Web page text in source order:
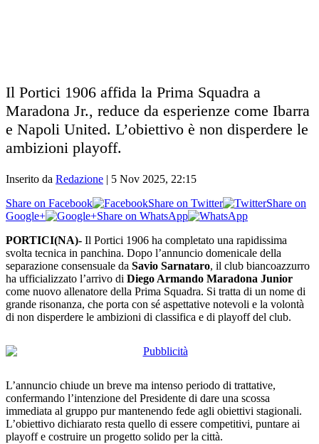
Il Portici 1906 affida la Prima Squadra a
Maradona Jr., reduce da esperienze come Ibarra
e Napoli United. L’obiettivo è non disperdere le
ambizioni playoff.
Inserito da Redazione | 5 Nov 2025, 22:15
Share on Facebook
Share on Twitter
Share on
Google+
Share on WhatsApp
PORTICI(NA)- Il Portici 1906 ha completato una rapidissima
svolta tecnica in panchina. Dopo l’annuncio domenicale della
separazione consensuale da Savio Sarnataro, il club biancoazzurro
ha ufficializzato l’arrivo di Diego Armando Maradona Junior
come nuovo allenatore della Prima Squadra. Si tratta di un nome di
grande risonanza, che porta con sé aspettative notevoli e la volontà
di non disperdere le ambizioni di classifica e di playoff del club.
L’annuncio chiude un breve ma intenso periodo di trattative,
confermando l’intenzione del Presidente di dare una scossa
immediata al gruppo pur mantenendo fede agli obiettivi stagionali.
L’obiettivo dichiarato resta quello di essere competitivi, puntare ai
playoff e costruire un progetto solido per la città.